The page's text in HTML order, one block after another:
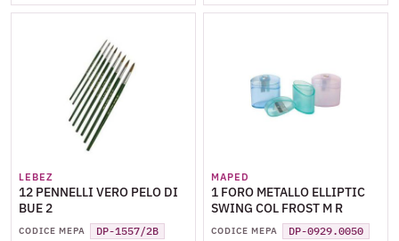
LEBEZ
12 PENNELLI VERO PELO DI
BUE 2
CODICE MEPA DP-1557/2B
MAPED
1 FORO METALLO ELLIPTIC
SWING COL FROST M R
CODICE MEPA DP-0929.0050